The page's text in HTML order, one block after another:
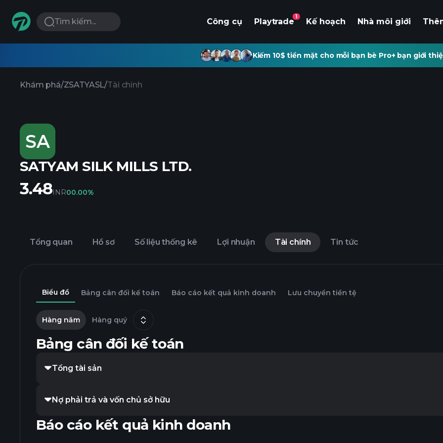
Tìm kiếm... Công cụ Playtrade
1
Kế hoạch Nhà môi giới
Kiếm 10$ tiền mặt cho mỗi bạn bè Pro+ bạn giới
Khám phá/ZSATYASL/Tài chính
SA
SATYAM SILK MILLS LTD.
3.48INR00.00%
Tổng quan Hồ sơ Số liệu thống kê Lợi nhuận Tài chính Tin tức
Biểu đồ Bảng cân đối kế toán Báo cáo kết quả kinh doanh Lưu chuyển tiền tệ
Hàng năm Hàng quý
Bảng cân đối kế toán
Tổng tài sản
Nợ phải trả và vốn chủ sở hữu
Báo cáo kết quả kinh doanh